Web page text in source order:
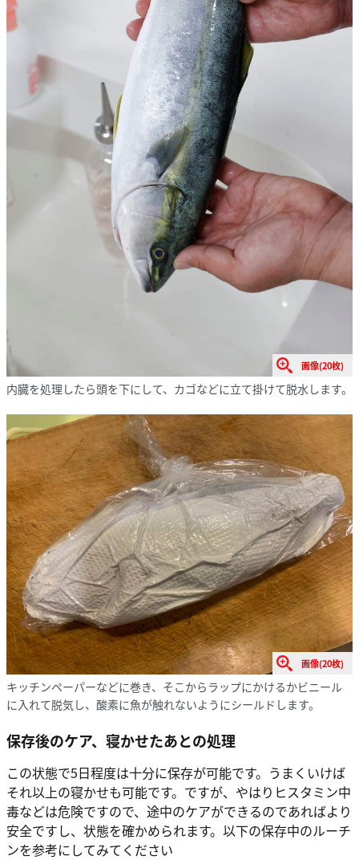
画像(20枚)
内臓を処理したら頭を下にして、カゴなどに立て掛けて脱水します。
画像(20枚)
キッチンペーパーなどに巻き、そこからラップにかけるかビニール
に入れて脱気し、酸素に魚が触れないようにシールドします。
保存後のケア、寝かせたあとの処理
この状態で5日程度は十分に保存が可能です。うまくいけば
それ以上の寝かせも可能です。ですが、やはりヒスタミン中
毒などは危険ですので、途中のケアができるのであればより
安全ですし、状態を確かめられます。以下の保存中のルーチ
ンを参考にしてみてください